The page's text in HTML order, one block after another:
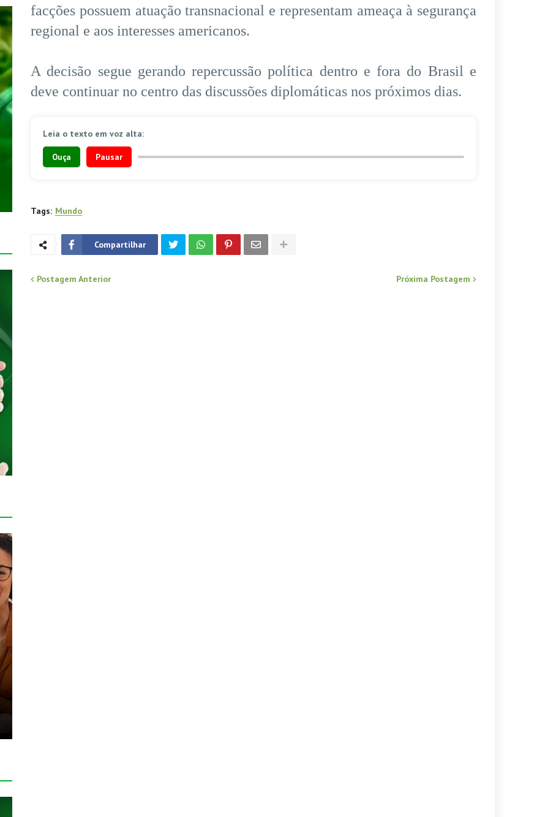
facções possuem atuação transnacional e representam ameaça à segurança
regional e aos interesses americanos.
A decisão segue gerando repercussão política dentro e fora do Brasil e
deve continuar no centro das discussões diplomáticas nos próximos dias.
Leia o texto em voz alta:
Ouça Pausar
Tags: Mundo
Compartilhar
Postagem Anterior Próxima Postagem